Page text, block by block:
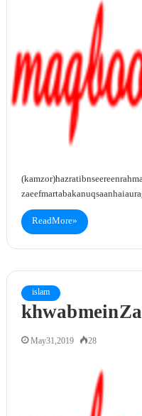
(kamzor)hazrat ibn seereen
zaeef martaba ka nuqsaan hai
Read More »
islam
khwab mein
May 31, 2019 28